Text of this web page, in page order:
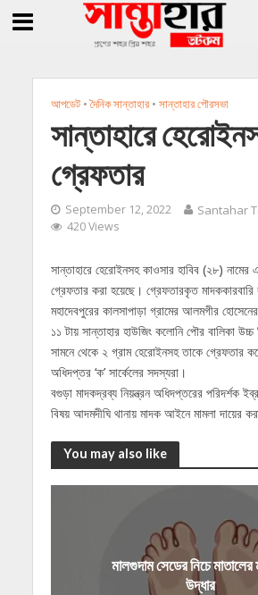
জিললুর, সাধারণ সম্পাদক সোহাগ সান্তাহারে
আপডেট • দৈনিক সান্তাহার • সান্তাহার পৌরসভা
সান্তাহারে
গ্রেফতার
September 12, 2022 Santahar
420 Views
সান্তাহারে হেরোইনসহ কাওসার হাবিব (২৮) নামের
গ্রেফতার করা হয়েছে। গ্রেফতারকৃত
মহাদেবপুরের কালসাপাড়া গ্রামের আলমগীর
১১ টায় সান্তাহার হাউজিং কলোনি পৌর বালিকা উচ্চ
সামনে থেকে ২ গ্রাম হেরোইনসহ তাকে গ্রেফতার
অধিদপ্তর ‘ক’ সার্কেলের সদস্যরা।
বগুড়া মাদকদ্রব্য নিয়ন্ত্রন অধিদপ্তরের পরিদর্শক
বিষয় আদমদীঘি থানায় মাদক আইনে মামলা দায়ের
You may also like
মালগুদাম সেডের নিচে
উদ্ধার